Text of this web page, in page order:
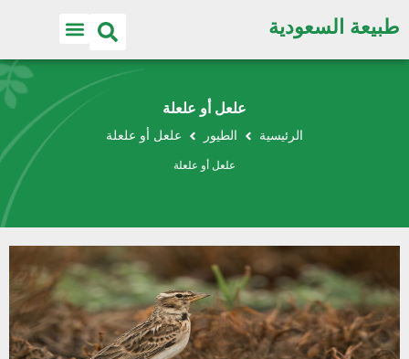
طبيعة السعودية
علعل أو علعلة
الرئيسية الطيور علعل أو علعلة
علعل أو علعلة